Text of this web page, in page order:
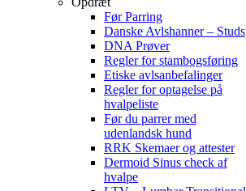
Før Parring
Danske Avlshanner – Studs
DNA Prøver
Regler for stambogsføring
Etiske avlsanbefalinger
Regler for optagelse på
hvalpeliste
Før du parrer med
udenlandsk hund
RRK Skemaer og attester
Dermoid Sinus check af
hvalpe